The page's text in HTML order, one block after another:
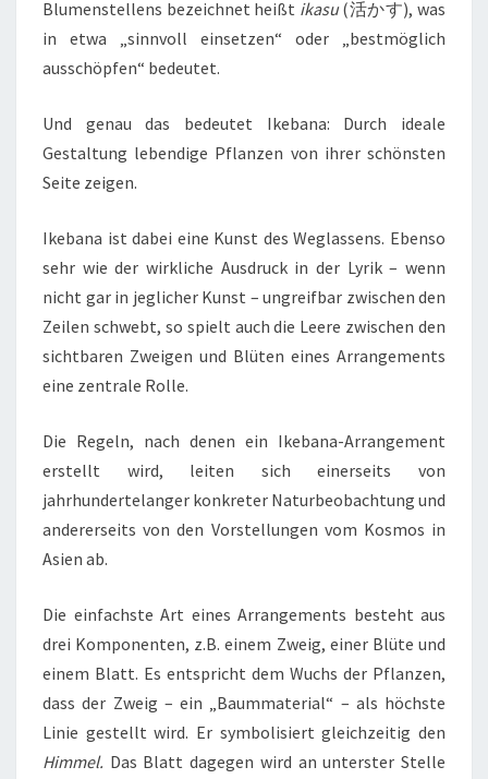
Blumenstellens bezeichnet heißt ikasu(活かす), was
in etwa „sinnvoll einsetzen“ oder „bestmöglich
ausschöpfen“ bedeutet.
Und genau das bedeutet Ikebana: Durch ideale
Gestaltung lebendige Pflanzen von ihrer schönsten
Seite zeigen.
Ikebana ist dabei eine Kunst des Weglassens. Ebenso
sehr wie der wirkliche Ausdruck in der Lyrik – wenn
nicht gar in jeglicher Kunst – ungreifbar zwischen den
Zeilen schwebt, so spielt auch die Leere zwischen den
sichtbaren Zweigen und Blüten eines Arrangements
eine zentrale Rolle.
Die Regeln, nach denen ein Ikebana-Arrangement
erstellt wird, leiten sich einerseits von
jahrhundertelanger konkreter Naturbeobachtung und
andererseits von den Vorstellungen vom Kosmos in
Asien ab.
Die einfachste Art eines Arrangements besteht aus
drei Komponenten, z.B. einem Zweig, einer Blüte und
einem Blatt. Es entspricht dem Wuchs der Pflanzen,
dass der Zweig – ein „Baummaterial“ – als höchste
Linie gestellt wird. Er symbolisiert gleichzeitig den
Himmel. Das Blatt dagegen wird an unterster Stelle